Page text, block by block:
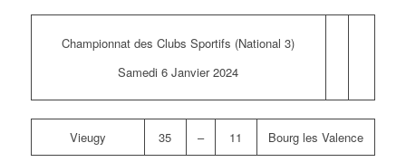
Championnat des Clubs Sportifs (National 3)
Samedi 6 Janvier 2024
Vieugy 35 – 11 Bourg les Valence